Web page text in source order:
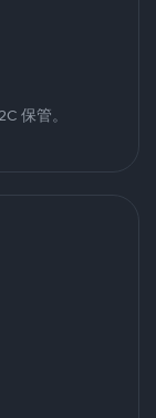
保管。